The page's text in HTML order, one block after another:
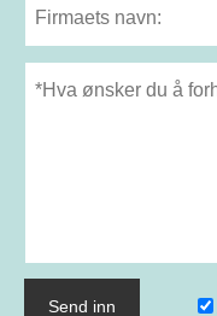
Send inn